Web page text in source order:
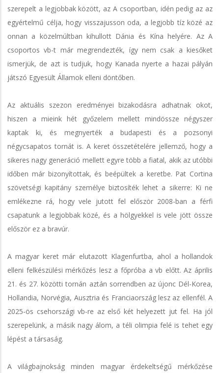
szerepelt a legjobbak között, az A csoportban, idén pedig az az
egyértelmű célja, hogy visszajusson oda, a legjobb tíz közé az
onnan a közelmúltban kihullott Dánia és Kína helyére. Az A
csoportos vb-t már megrendezték, így nem csak a kiesőket
ismerjük, de azt is tudjuk, hogy Kanada nyerte a hazai pályán
játszó Egyesült Államok elleni döntőben.
Az aktuális szezon eredményei bizakodásra adhatnak okot,
hiszen a mieink hét győzelem mellett mindössze négyszer
kaptak ki, és megnyerték a budapesti és a pozsonyi
négycsapatos tornát is. A keret összetételére jellemző, hogy a
sikeres nagy generáció mellett egyre több a fiatal, akik az utóbbi
időben már bizonyítottak, és beépültek a keretbe. Pat Cortina
szövetségi kapitány személye biztosíték lehet a sikerre: Ki ne
emlékezne rá, hogy vele jutott fel először 2008-ban a férfi
csapatunk a legjobbak közé, és a hölgyekkel is vele jött össze
először ez a bravúr.
A magyar keret már elutazott Klagenfurtba, ahol a hollandok
elleni felkészülési mérkőzés lesz a főpróba a vb előtt. Az április
21. és 27. közötti tornán aztán sorrendben az újonc Dél-Korea,
Hollandia, Norvégia, Ausztria és Franciaország lesz az ellenfél. A
2025-ös csehországi vb-re az első két helyezett jut fel. Ha jól
szerepelünk, a másik nagy álom, a téli olimpia felé is tehet egy
lépést a társaság.
A világbajnokság minden magyar érdekeltségű mérkőzése